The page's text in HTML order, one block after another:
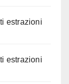
estrazioni
estrazioni